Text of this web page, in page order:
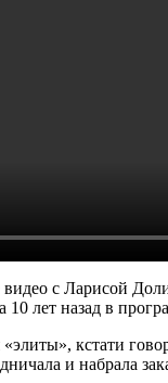
с Ларисой
лет назад в
кстати
и набрала